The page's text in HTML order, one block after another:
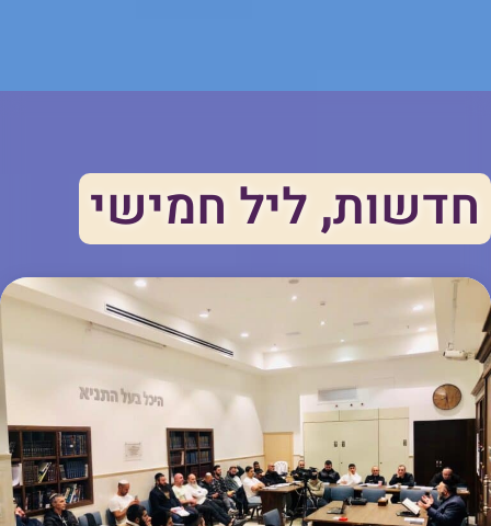
חדשות, ליל חמישי